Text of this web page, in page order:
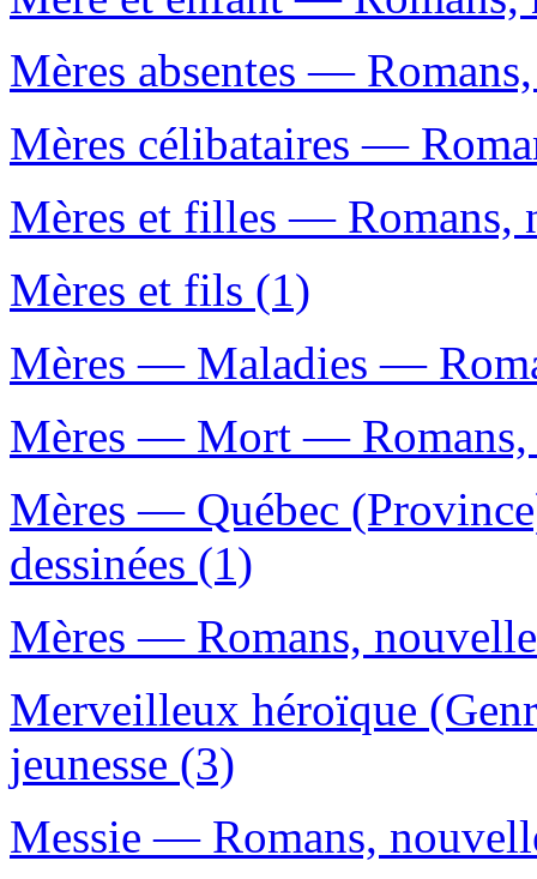
Mères absentes —
Mères célibataires —
Mères et filles — Romans,
Mères et fils (1)
Mères — Maladies —
Mères — Mort — Romans,
Mères — Québec
dessinées (1)
Mères — Romans,
Merveilleux héroïque
jeunesse (3)
Messie — Romans,